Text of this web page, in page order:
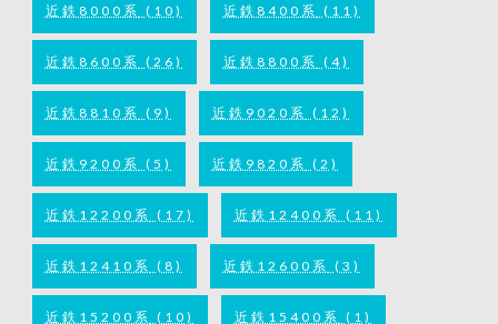
近鉄8000系 (10) 近鉄8400系 (11)
近鉄8600系 (26) 近鉄8800系 (4)
近鉄8810系 (9) 近鉄9020系 (12)
近鉄9200系 (5) 近鉄9820系 (2)
近鉄12200系 (17) 近鉄12400系 (11)
近鉄12410系 (8) 近鉄12600系 (3)
近鉄15200系 (10) 近鉄15400系 (1)